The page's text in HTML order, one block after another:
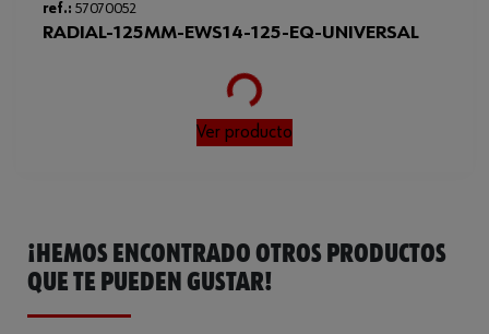
ref.: 57070052
RADIAL-125MM-EWS14-125-EQ-UNIVERSAL
Loading...
Ver producto
¡HEMOS ENCONTRADO OTROS PRODUCTOS
QUE TE PUEDEN GUSTAR!